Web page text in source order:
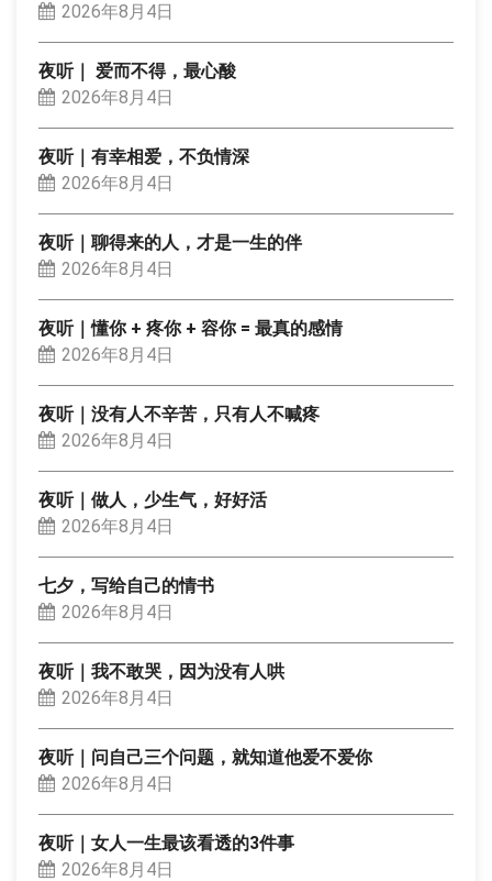
2026年8月4日
夜听｜ 爱而不得，最心酸
2026年8月4日
夜听｜有幸相爱，不负情深
2026年8月4日
夜听｜聊得来的人，才是一生的伴
2026年8月4日
夜听｜懂你 + 疼你 + 容你 = 最真的感情
2026年8月4日
夜听｜没有人不辛苦，只有人不喊疼
2026年8月4日
夜听｜做人，少生气，好好活
2026年8月4日
七夕，写给自己的情书
2026年8月4日
夜听｜我不敢哭，因为没有人哄
2026年8月4日
夜听｜问自己三个问题，就知道他爱不爱你
2026年8月4日
夜听｜女人一生最该看透的3件事
2026年8月4日